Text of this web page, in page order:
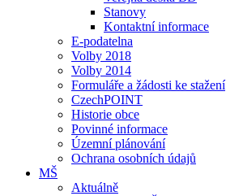
Stanovy
Kontaktní informace
E-podatelna
Volby 2018
Volby 2014
Formuláře a žádosti ke stažení
CzechPOINT
Historie obce
Povinné informace
Územní plánování
Ochrana osobních údajů
MŠ
Aktuálně